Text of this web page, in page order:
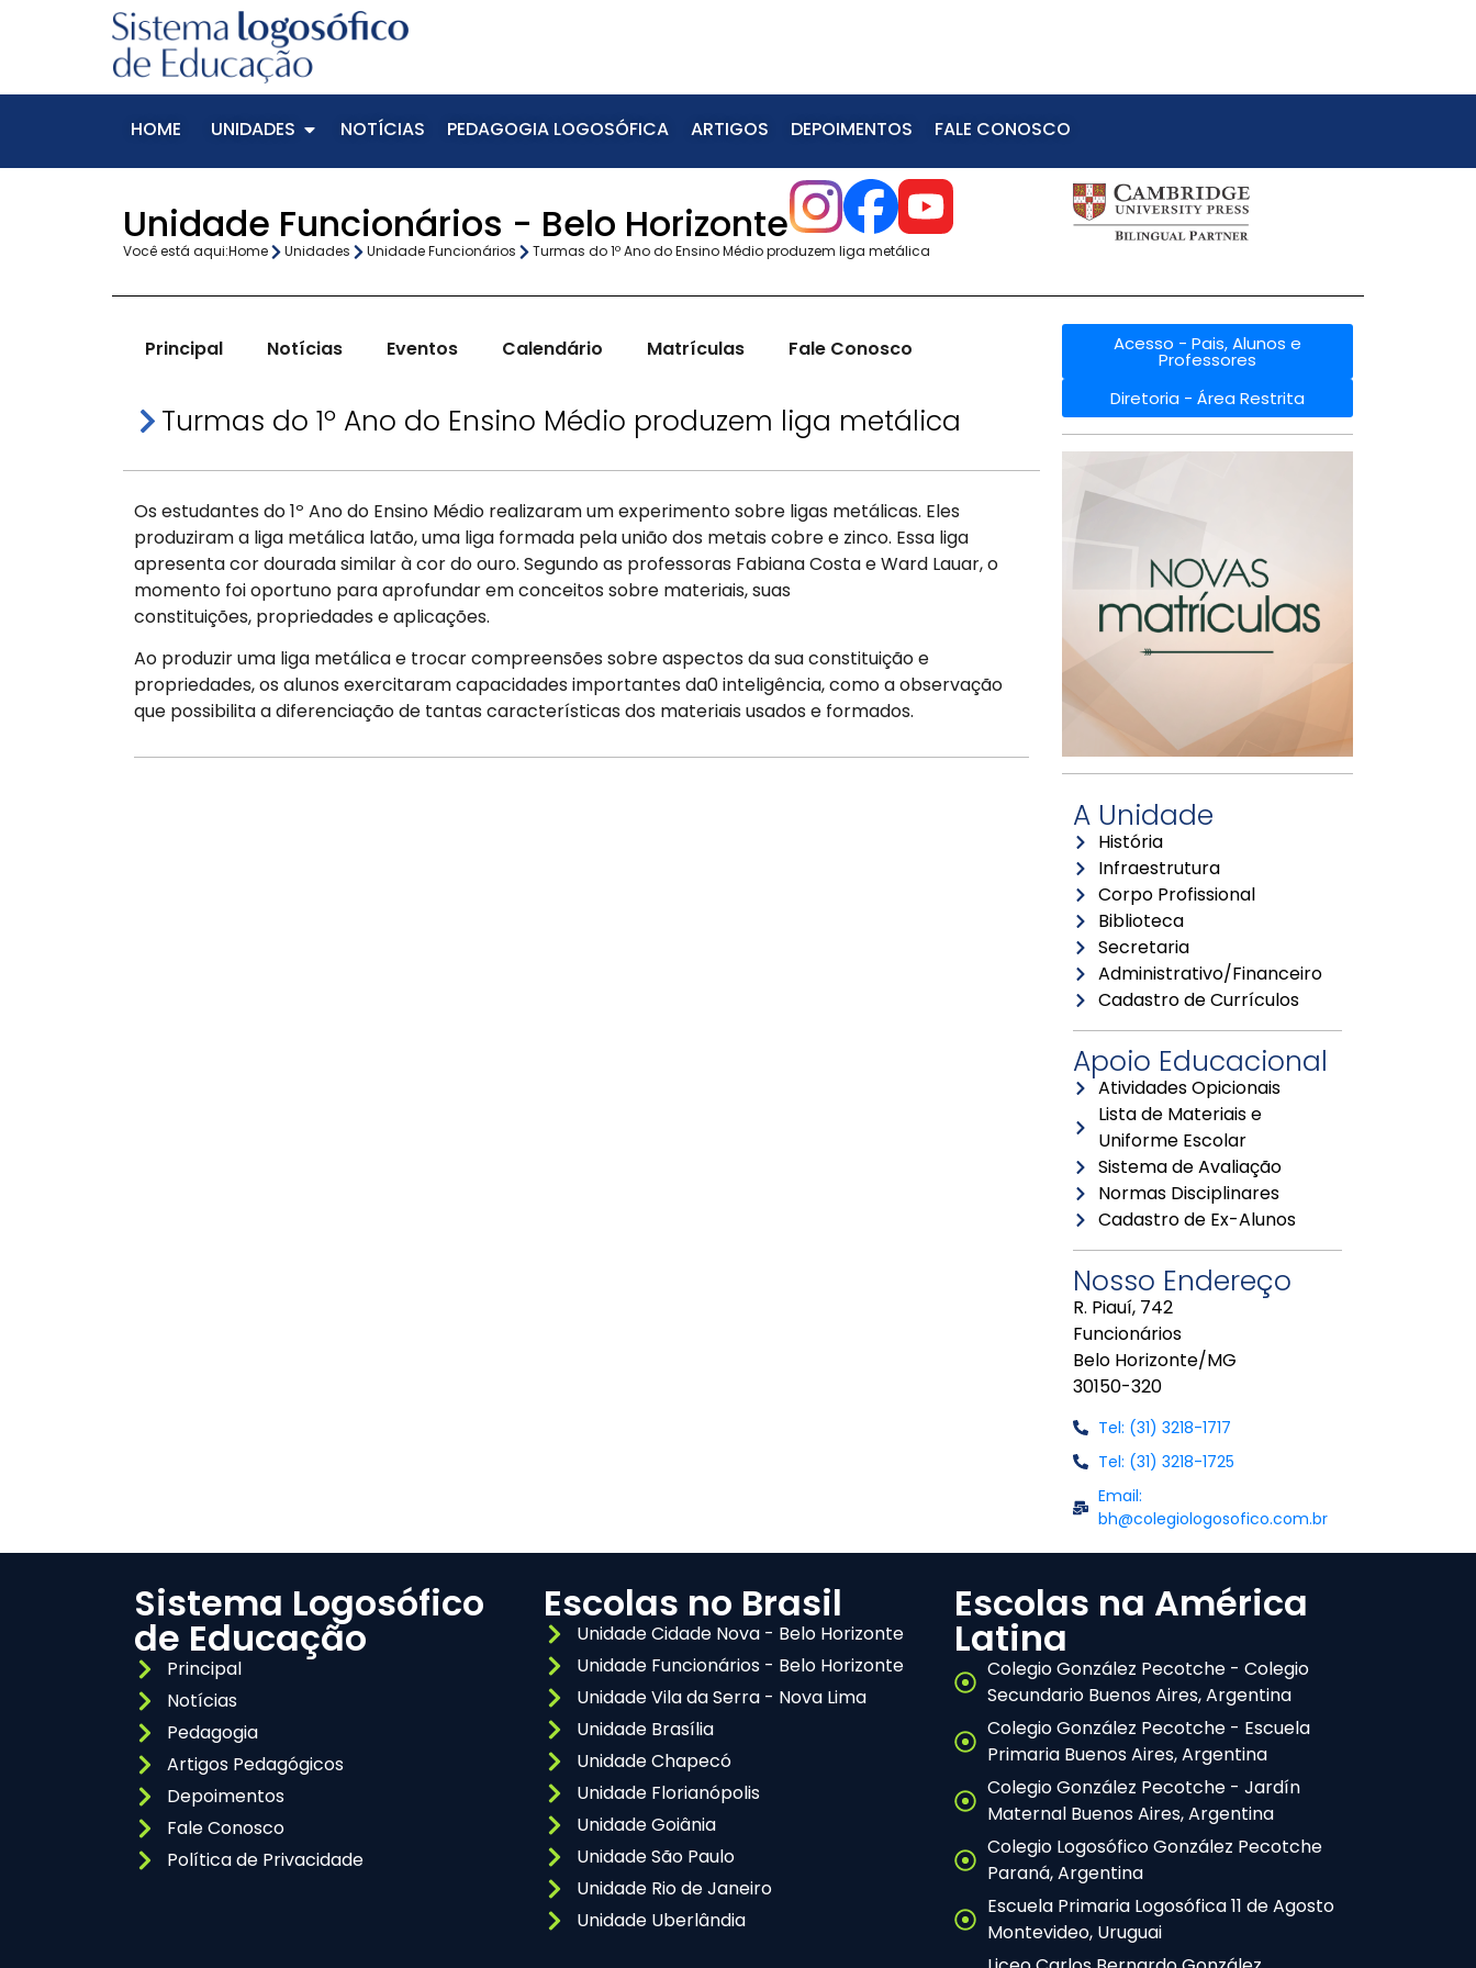
HOME UNIDADES NOTÍCIAS PEDAGOGIA LOGOSÓFICA ARTIGOS DEPOIMENTOS FALE CONOSCO
Unidade Funcionários - Belo Horizonte
Você está aqui:Home Unidades Unidade Funcionários Turmas do 1º Ano do Ensino Médio produzem liga metálica
Principal Notícias Eventos Calendário Matrículas Fale Conosco
Turmas do 1º Ano do Ensino Médio produzem liga metálica
Os estudantes do 1º Ano do Ensino Médio realizaram um experimento sobre ligas metálicas. Eles
produziram a liga metálica latão, uma liga formada pela união dos metais cobre e zinco. Essa liga
apresenta cor dourada similar à cor do ouro. Segundo as professoras Fabiana Costa e Ward Lauar, o
momento foi oportuno para aprofundar em conceitos sobre materiais, suas
constituições, propriedades e aplicações.
Ao produzir uma liga metálica e trocar compreensões sobre aspectos da sua constituição e
propriedades, os alunos exercitaram capacidades importantes da0 inteligência, como a observação
que possibilita a diferenciação de tantas características dos materiais usados e formados.
Acesso - Pais, Alunos e
Professores
Diretoria - Área Restrita
A Unidade
História
Infraestrutura
Corpo Profissional
Biblioteca
Secretaria
Administrativo/Financeiro
Cadastro de Currículos
Apoio Educacional
Atividades Opicionais
Lista de Materiais e
Uniforme Escolar
Sistema de Avaliação
Normas Disciplinares
Cadastro de Ex-Alunos
Nosso Endereço
R. Piauí, 742
Funcionários
Belo Horizonte/MG
30150-320
Tel: (31) 3218-1717
Tel: (31) 3218-1725
Email:
bh@colegiologosofico.com.br
Sistema Logosófico
de Educação
Principal
Notícias
Pedagogia
Artigos Pedagógicos
Depoimentos
Fale Conosco
Política de Privacidade
Escolas no Brasil
Unidade Cidade Nova - Belo Horizonte
Unidade Funcionários - Belo Horizonte
Unidade Vila da Serra - Nova Lima
Unidade Brasília
Unidade Chapecó
Unidade Florianópolis
Unidade Goiânia
Unidade São Paulo
Unidade Rio de Janeiro
Unidade Uberlândia
Escolas na América
Latina
Colegio González Pecotche - Colegio
Secundario Buenos Aires, Argentina
Colegio González Pecotche - Escuela
Primaria Buenos Aires, Argentina
Colegio González Pecotche - Jardín
Maternal Buenos Aires, Argentina
Colegio Logosófico González Pecotche
Paraná, Argentina
Escuela Primaria Logosófica 11 de Agosto
Montevideo, Uruguai